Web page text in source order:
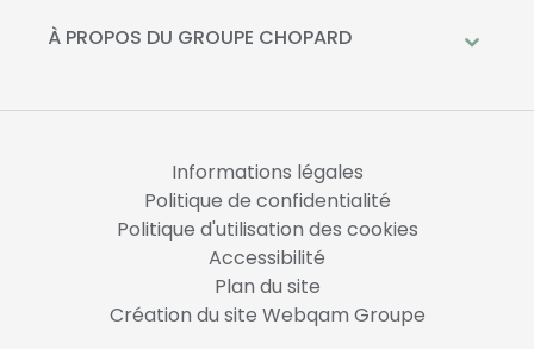
Kia
Livraison à domicile
La Recharge Chopard
À PROPOS DU GROUPE CHOPARD
Nos concessions
Nous rejoindre
Informations légales
Politique de confidentialité
Politique d'utilisation des cookies
Accessibilité
Plan du site
Création du site Webqam Groupe